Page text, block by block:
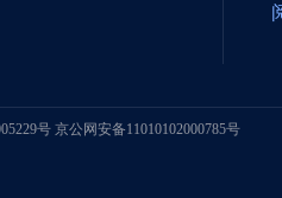
号 京公网安备11010102000785号